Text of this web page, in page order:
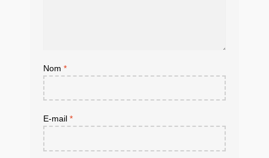
Nom *
E-mail *